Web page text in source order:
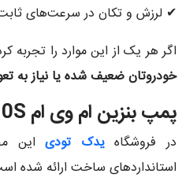
✔ لرزش و تکان در سرعت‌های
اگر هر یک از این موارد را تجربه
خودروتان ضعیف شده یا نیاز به
پمپ بنزین ام وی ام 110S در یدک تودی
در فروشگاهیدک تودیاین
استانداردهای ساخت ارائه